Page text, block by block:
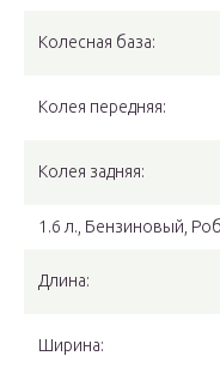
Колесная база:
Колея передняя:
Колея задняя:
1.6 л., Бензиновый,
Длина:
Ширина: